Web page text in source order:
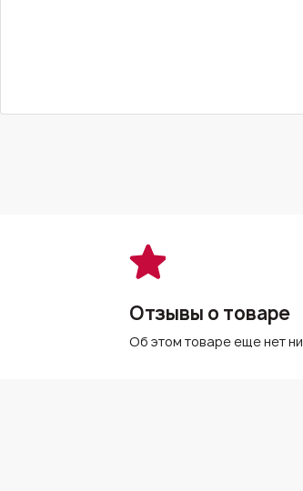
Отзывы о товаре
Об этом товаре еще нет